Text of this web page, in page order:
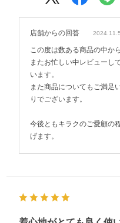
店舗からの回答 2024.11.5
この度は数ある商品の中か
またお忙しい中レビューし
います。
また商品についてもご満足
りでございます。
今後ともキラクのご愛顧の
げます。